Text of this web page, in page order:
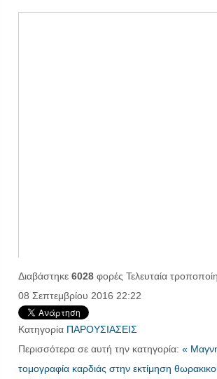
Διαβάστηκε6028 φορέςΤελευταία
08 Σεπτεμβρίου 2016 22:22
Κατηγορία ΠΑΡΟΥΣΙΑΣΕΙΣ
Περισσότερα σε αυτή την κατηγορία: «
τομογραφία καρδιάς στην εκτίμηση